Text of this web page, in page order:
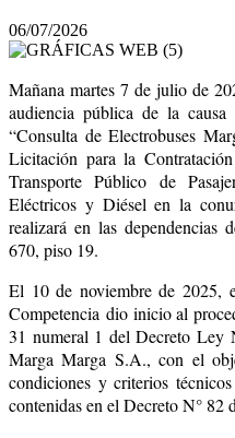
06/07/2026
Mañana martes 7 de julio de
audiencia pública de la
“Consulta de Electrobuses
Licitación para la
Transporte Público de
Eléctricos y Diésel en la
realizará en las dependencias
670, piso 19.
El 10 de noviembre de 2025,
Competencia dio inicio al
31 numeral 1 del Decreto Ley
Marga Marga S.A., con el
condiciones y criterios
contenidas en el Decreto N° 82